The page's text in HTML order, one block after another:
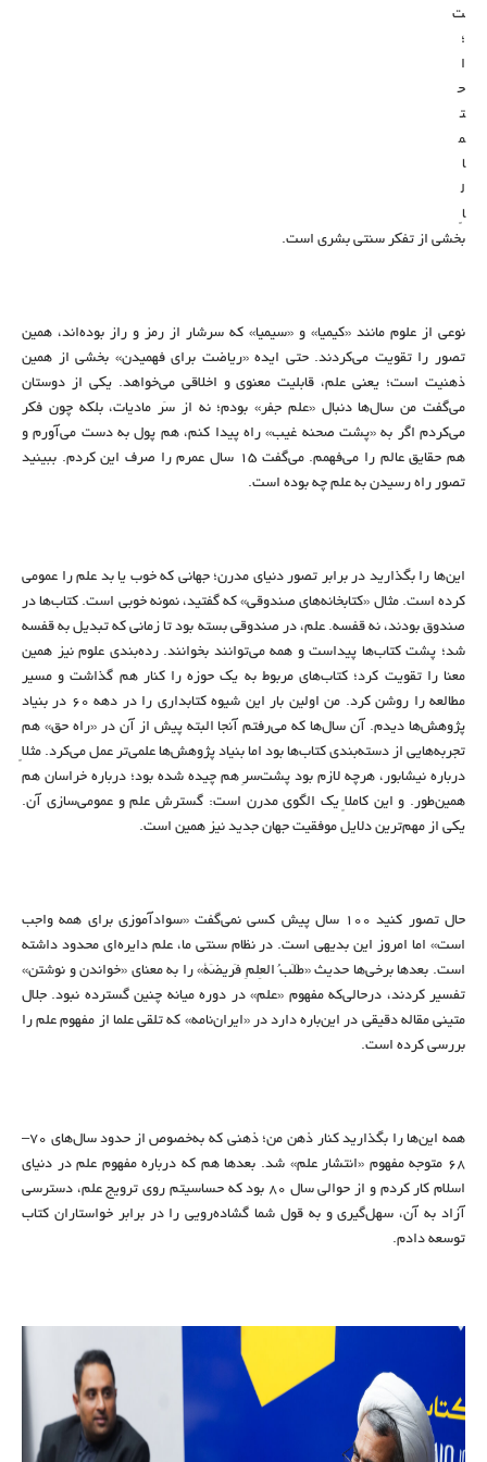
ت
؛
ا
ح
ت
م
ا
ل
اً
بخشی از تفکر سنتی بشری است.
نوعی از علوم مانند «کیمیا» و «سیمیا» که سرشار از رمز و راز بوده‌اند، همین
تصور را تقویت می‌کردند. حتی ایده «ریاضت برای فهمیدن» بخشی از همین
ذهنیت است؛ یعنی علم، قابلیت معنوی و اخلاقی می‌خواهد. یکی از دوستان
می‌گفت من سال‌ها دنبال «علم جفر» بودم؛ نه از سَر مادیات، بلکه چون فکر
می‌کردم اگر به «پشت صحنه غیب» راه پیدا کنم، هم پول به دست می‌آورم و
هم حقایق عالم را می‌فهمم. می‌گفت ۱۵ سال عمرم را صرف این کردم. ببینید
تصور راه رسیدن به علم چه بوده است.
این‌ها را بگذارید در برابر تصور دنیای مدرن؛ جهانی که خوب یا بد علم را عمومی
کرده است. مثال «کتابخانه‌های صندوقی» که گفتید، نمونه خوبی است. کتاب‌ها در
صندوق بودند، نه قفسه. علم، در صندوقی بسته بود تا زمانی که تبدیل به قفسه
شد؛ پشت کتاب‌ها پیداست و همه می‌توانند بخوانند. رده‌بندی علوم نیز همین
معنا را تقویت کرد؛ کتاب‌های مربوط به یک حوزه را کنار هم گذاشت و مسیر
مطالعه را روشن کرد. من اولین بار این شیوه کتابداری را در دهه ۶۰ در بنیاد
پژوهش‌ها دیدم. آن سال‌ها که می‌رفتم آنجا البته پیش از آن در «راه حق» هم
تجربه‌هایی از دسته‌بندی کتاب‌ها بود اما بنیاد پژوهش‌ها علمی‌تر عمل می‌کرد. مثلاً
درباره نیشابور، هرچه لازم بود پشت‌سرِ هم چیده شده بود؛ درباره خراسان هم
همین‌طور. و این کاملاً یک الگوی مدرن است: گسترش علم و عمومی‌سازی آن.
یکی از مهم‌ترین دلایل موفقیت جهان جدید نیز همین است.
حال تصور کنید ۱۰۰ سال پیش کسی نمی‌گفت «سوادآموزی برای همه واجب
است» اما امروز این بدیهی است. در نظام سنتی ما، علم دایره‌ای محدود داشته
است. بعدها برخی‌ها حدیث «طَلَبُ العِلمِ فَریضَة» را به معنای «خواندن و نوشتن»
تفسیر کردند، درحالی‌که مفهوم «علم» در دوره میانه چنین گسترده نبود. جلال
متینی مقاله دقیقی در این‌باره دارد در «ایران‌نامه» که تلقی علما از مفهوم علم را
بررسی کرده است.
همه این‌ها را بگذارید کنار ذهن من؛ ذهنی که به‌خصوص از حدود سال‌های ۷۰–
۶۸ متوجه مفهوم «انتشار علم» شد. بعدها هم که درباره مفهوم علم در دنیای
اسلام کار کردم و از حوالی سال ۸۰ بود که حساسیتم روی ترویج علم، دسترسی
آزاد به آن، سهل‌گیری و به قول شما گشاده‌رویی را در برابر خواستاران کتاب
توسعه دادم.